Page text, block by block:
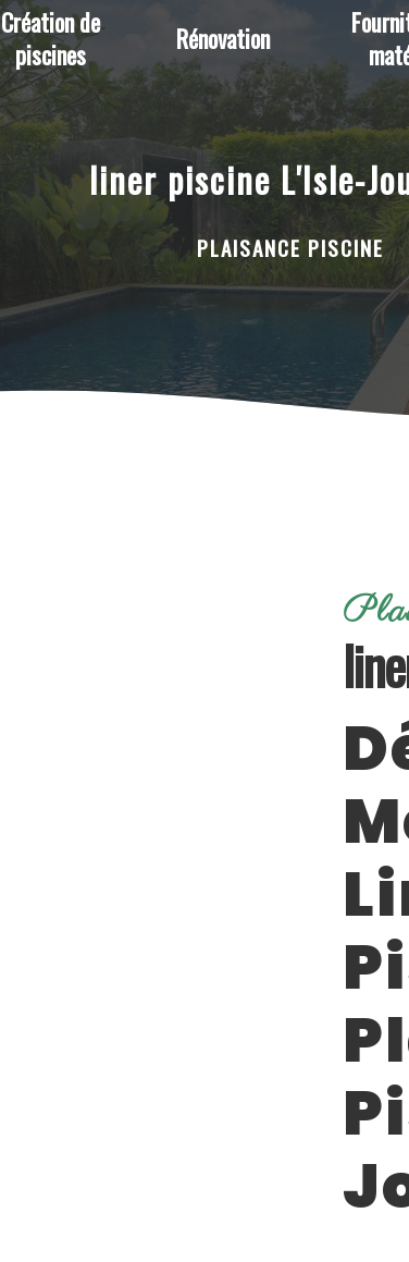
Création de
piscines
Rénovation
liner piscine L'Isle-
PLAISANCE PISCINE